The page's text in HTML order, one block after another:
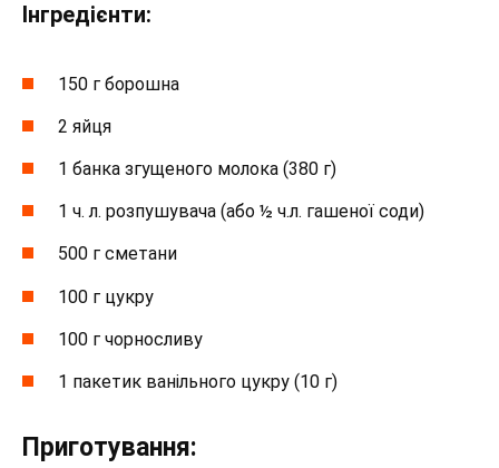
Інгредієнти:
150 г борошна
2 яйця
1 банка згущеного молока (380 г)
1 ч. л. розпушувача (або ½ ч.л. гашеної соди)
500 г сметани
100 г цукру
100 г чорносливу
1 пакетик ванільного цукру (10 г)
Приготування: